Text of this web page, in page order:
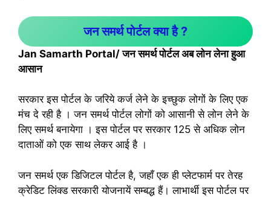
जन समर्थ पोर्टल क्या है ?
Jan Samarth Portal/ जन समर्थ पोर्टल अब लोन लेना हुआ
आसान
सरकार इस पोर्टल के जरिये कर्ज लेने के इच्छुक लोगों के लिए एक
मंच दे रही है । जन समर्थ पोर्टल लोगों को आसानी से लोन लेने के
लिए समर्थ बनायेगा । इस पोर्टल पर सरकार 125 से अधिक लोन
दाताओं को एक साथ लेकर आई है ।
जन समर्थ एक डिजिटल पोर्टल है, जहाँ एक ही प्लेटफार्म पर तेरह
क्रेडिट लिंक्ड सरकारी योजनायें सम्बद्ध हैं। लाभार्थी इस पोर्टल पर